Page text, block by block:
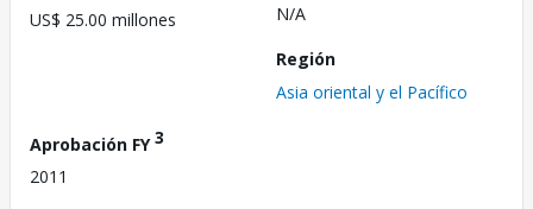
US$ 25.00 millones
N/A
Región
Asia oriental y el Pacífico
Aprobación FY3
2011